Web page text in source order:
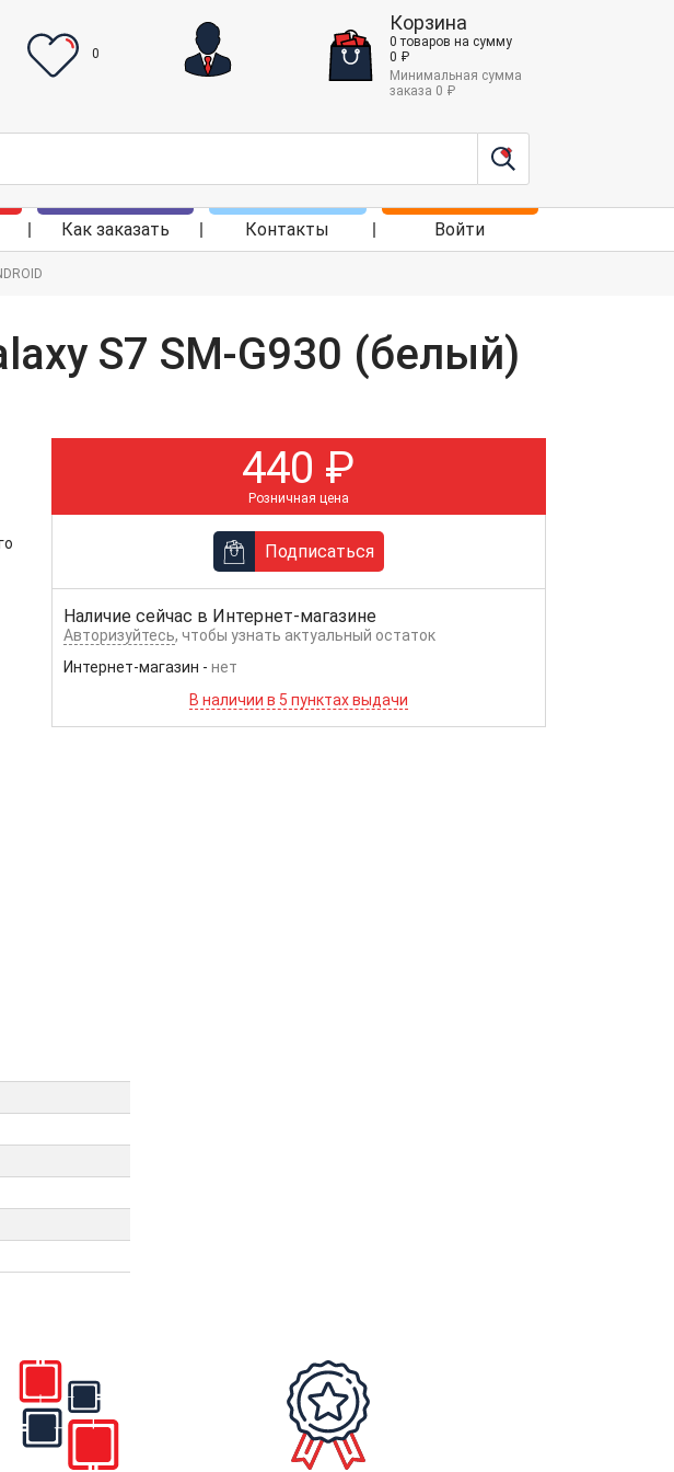
0
Корзина
0 товаров на сумму
0 ₽
Минимальная сумма
заказа 0 ₽
Как заказать Контакты Войти
S7 SM-G930 (белый)
440 ₽
Розничная цена
Подписаться
Наличие сейчас в Интернет-магазине
Авторизуйтесь, чтобы узнать актуальный остаток
Интернет-магазин - нет
В наличии в 5 пунктах выдачи